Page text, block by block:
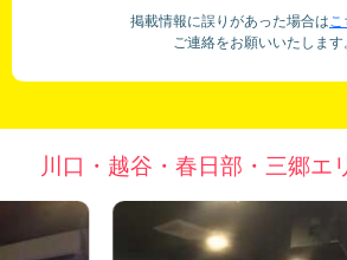
掲載情報に誤りがあった場合はこ
ご連絡をお願いいたします
川口・越谷・春日部・三郷エ